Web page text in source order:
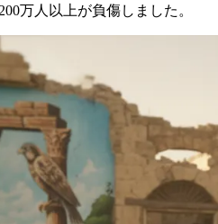
万人以上が負傷しました。